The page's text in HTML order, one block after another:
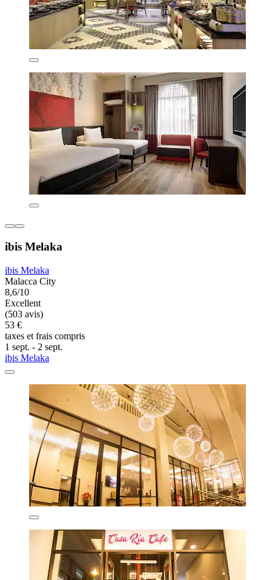
ibis Melaka
ibis Melaka
Malacca City
8,6/10
Excellent
(503 avis)
53 €
taxes et frais compris
1 sept. - 2 sept.
ibis Melaka